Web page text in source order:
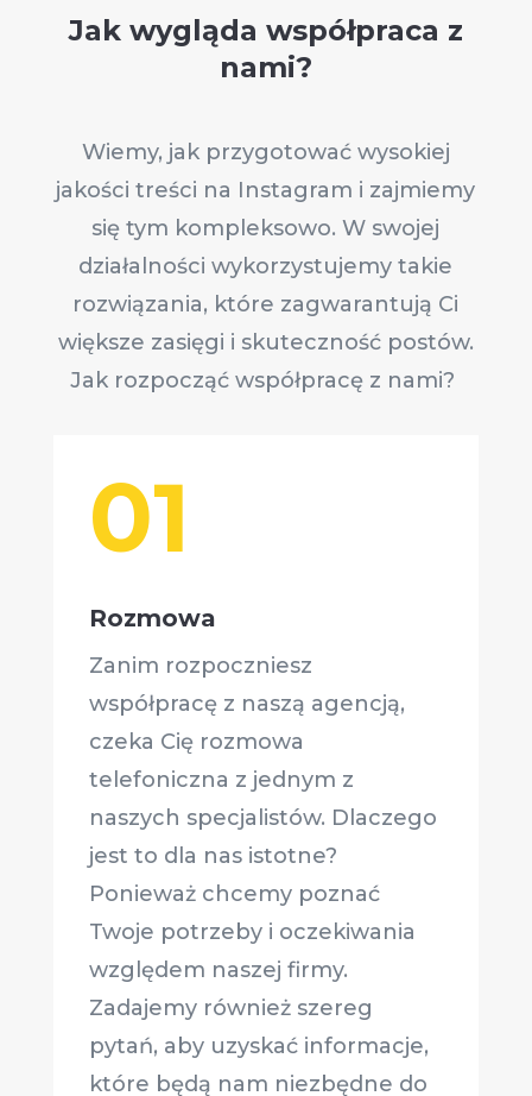
Jak wygląda współpraca z
nami?
Wiemy, jak przygotować wysokiej
jakości treści na Instagram i zajmiemy
się tym kompleksowo. W swojej
działalności wykorzystujemy takie
rozwiązania, które zagwarantują Ci
większe zasięgi i skuteczność postów.
Jak rozpocząć współpracę z nami?
01
Rozmowa
Zanim rozpoczniesz
współpracę z naszą agencją,
czeka Cię rozmowa
telefoniczna z jednym z
naszych specjalistów. Dlaczego
jest to dla nas istotne?
Ponieważ chcemy poznać
Twoje potrzeby i oczekiwania
względem naszej firmy.
Zadajemy również szereg
pytań, aby uzyskać informacje,
które będą nam niezbędne do